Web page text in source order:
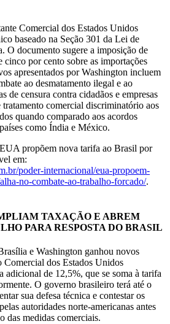
Comercial dos Estados Unidos
baseado na Seção 301 da Lei de
O documento sugere a imposição de
por cento sobre as importações
apresentados por Washington incluem
ao desmatamento ilegal e ao
de censura contra cidadãos e empresas
tratamento comercial discriminatório aos
quando comparado aos acordos
como Índia e México.
propõem nova tarifa ao Brasil por
em:
poder-internacional/eua-propoem-
no-combate-ao-trabalho-forcado/.
TAXAÇÃO E ABREM
PARA RESPOSTA DO BRASIL
e Washington ganhou novos
Comercial dos Estados Unidos
adicional de 12,5%, que se soma à tarifa
O governo brasileiro terá até o
sua defesa técnica e contestar os
autoridades norte-americanas antes
das medidas comerciais.